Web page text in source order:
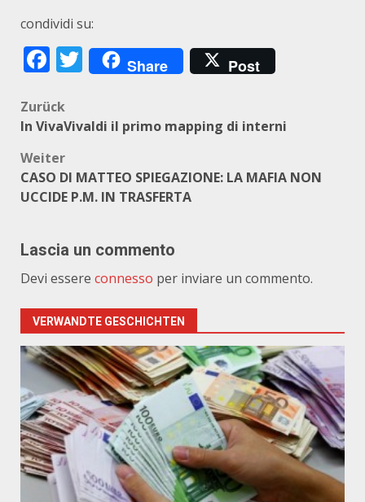
condividi su:
Facebook
Twitter
Share Post
Beitragsnavigation
Zurück
In VivaVivaldi il primo mapping di interni
Weiter
CASO DI MATTEO SPIEGAZIONE: LA MAFIA NON
UCCIDE P.M. IN TRASFERTA
Lascia un commento
Devi essere connesso per inviare un commento.
VERWANDTE GESCHICHTEN